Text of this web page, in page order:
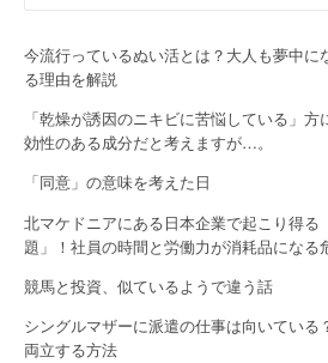
i
g
a
i
o
n
今流行っているぬい活とは？大人も夢中に
る理由を解説
「乾燥が誘因のニキビに苦悩している」
効性のある成分だと考えますが…。
「同意」の意味を考えた日
北マケドニアにある日本企業で起こり得る
題」！社員の時間と労働力が消耗品になる
競馬と投資、似ているようで違う話
シングルマザーに派遣の仕事は向いている
両立する方法